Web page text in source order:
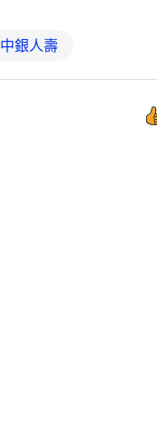
中銀人壽